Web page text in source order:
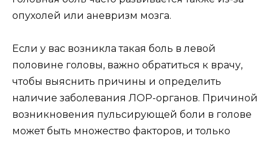
опухолей или аневризм мозга.
Если у вас возникла такая боль в левой
половине головы, важно обратиться к врачу,
чтобы выяснить причины и определить
наличие заболевания ЛОР-органов. Причиной
возникновения пульсирующей боли в голове
может быть множество факторов, и только